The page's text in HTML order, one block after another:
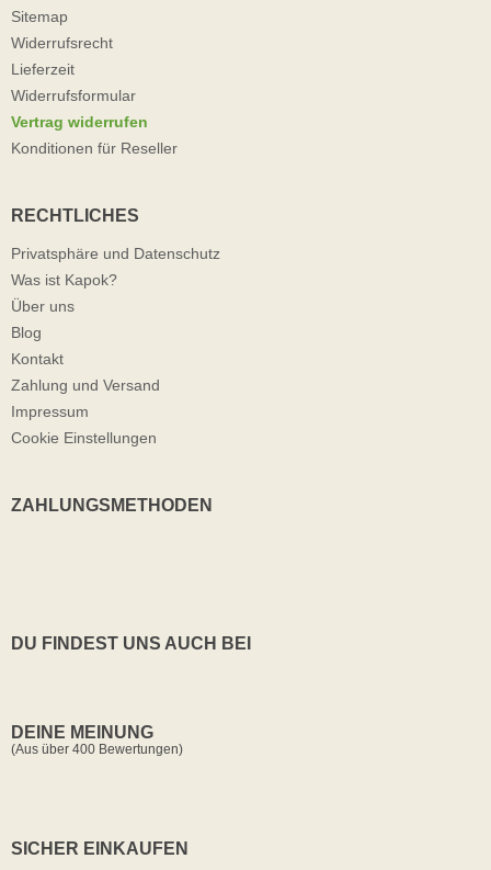
Sitemap
Widerrufsrecht
Lieferzeit
Widerrufsformular
Vertrag widerrufen
Konditionen für Reseller
RECHTLICHES
Privatsphäre und Datenschutz
Was ist Kapok?
Über uns
Blog
Kontakt
Zahlung und Versand
Impressum
Cookie Einstellungen
ZAHLUNGSMETHODEN
DU FINDEST UNS AUCH BEI
DEINE MEINUNG
(Aus über 400 Bewertungen)
SICHER EINKAUFEN